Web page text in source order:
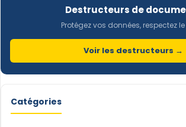
Destructeurs de
Protégez vos données, respectez le
Voir les destructeurs →
Catégories